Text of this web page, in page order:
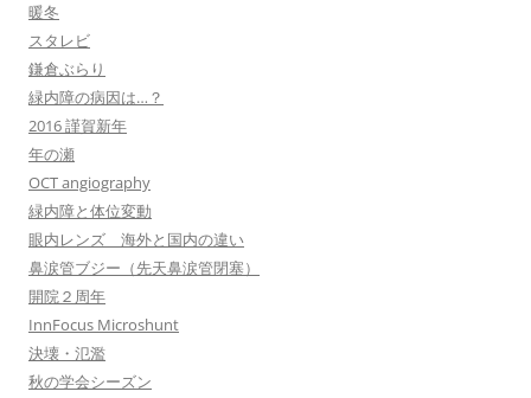
暖冬
スタレビ
鎌倉ぶらり
緑内障の病因は…？
2016 謹賀新年
年の瀬
OCT angiography
緑内障と体位変動
眼内レンズ 海外と国内の違い
鼻涙管ブジー（先天鼻涙管閉塞）
開院２周年
InnFocus Microshunt
決壊・氾濫
秋の学会シーズン